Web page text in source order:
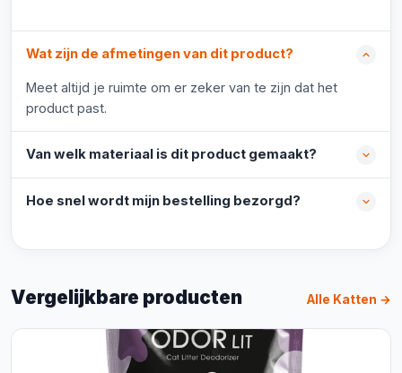
Wat zijn de afmetingen van dit product?
Meet altijd je ruimte om er zeker van te zijn dat het
product past.
Van welk materiaal is dit product gemaakt?
Hoe snel wordt mijn bestelling bezorgd?
Vergelijkbare producten Alle Katten →